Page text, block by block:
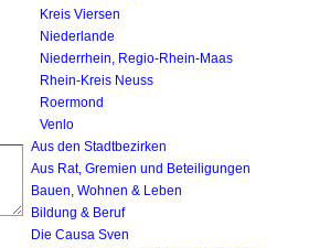
Kreis Viersen
Niederlande
Niederrhein, Regio-Rhein-Maas
Rhein-Kreis Neuss
Roermond
Venlo
Aus den Stadtbezirken
Aus Rat, Gremien und Beteiligungen
Bauen, Wohnen & Leben
Bildung & Beruf
Die Causa Sven